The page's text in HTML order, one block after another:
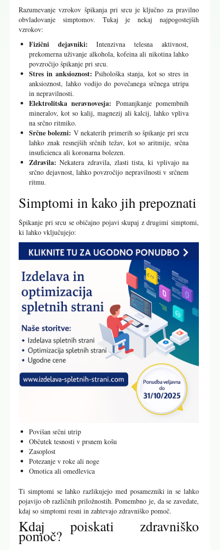
Razumevanje vzrokov špikanja pri srcu je ključno za pravilno
obvladovanje simptomov. Tukaj je nekaj najpogostejših
vzrokov:
Fizični dejavniki: Intenzivna telesna aktivnost,
prekomerna uživanje alkohola, kofeina ali nikotina lahko
povzročijo špikanje pri srcu.
Stres in anksioznost: Psihološka stanja, kot so stres in
anksioznost, lahko vodijo do povečanega srčnega utripa
in nepravilnosti.
Elektrolitska neravnovesja: Pomanjkanje pomembnih
mineralov, kot so kalij, magnezij ali kalcij, lahko vpliva
na srčno ritmiko.
Srčne bolezni: V nekaterih primerih so špikanje pri srcu
lahko znak resnejših srčnih težav, kot so aritmije, srčna
insuficienca ali koronarna bolezen.
Zdravila: Nekatera zdravila, zlasti tista, ki vplivajo na
srčno dejavnost, lahko povzročijo nepravilnosti v srčnem
ritmu.
Simptomi in kako jih prepoznati
Špikanje pri srcu se običajno pojavi skupaj z drugimi simptomi,
ki lahko vključujejo:
Povišan srčni utrip
Občutek tesnosti v prsnem košu
Zasoplost
Potezanje v roke ali noge
Omotica ali omedlevica
Ti simptomi se lahko razlikujejo med posamezniki in se lahko
pojavijo ob različnih priložnostih. Pomembno je, da se zavedate,
kdaj so simptomi resni in zahtevajo zdravniško pomoč.
Kdaj poiskati zdravniško
pomoč?